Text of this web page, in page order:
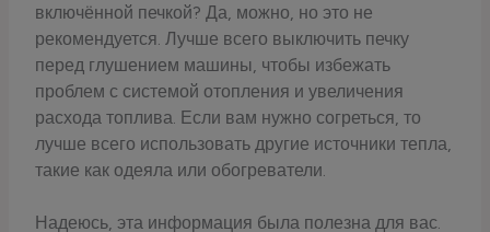
включённой печкой? Да, можно, но это не
рекомендуется. Лучше всего выключить печку
перед глушением машины, чтобы избежать
проблем с системой отопления и увеличения
расхода топлива. Если вам нужно согреться, то
лучше всего использовать другие источники тепла,
такие как одеяла или обогреватели.
Надеюсь, эта информация была полезна для вас.